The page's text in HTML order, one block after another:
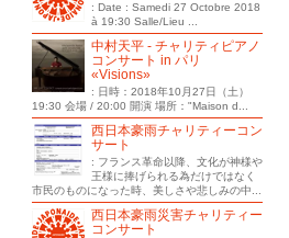
: Date : Samedi 27 Octobre 2018
à 19:30 Salle/Lieu ...
中村天平 - チャリティピアノ
コンサート in パリ
«Visions»
: 日時：2018年10月27日（土）
19:30 会場 / 20:00 開演 場所："Maison d...
西日本豪雨チャリティーコン
サート
: フランス革命以降、文化が神様や
王様に捧げられる為だけではなく
市民のものになった時、美しさや悲しみの中...
西日本豪雨災害チャリティー
コンサート